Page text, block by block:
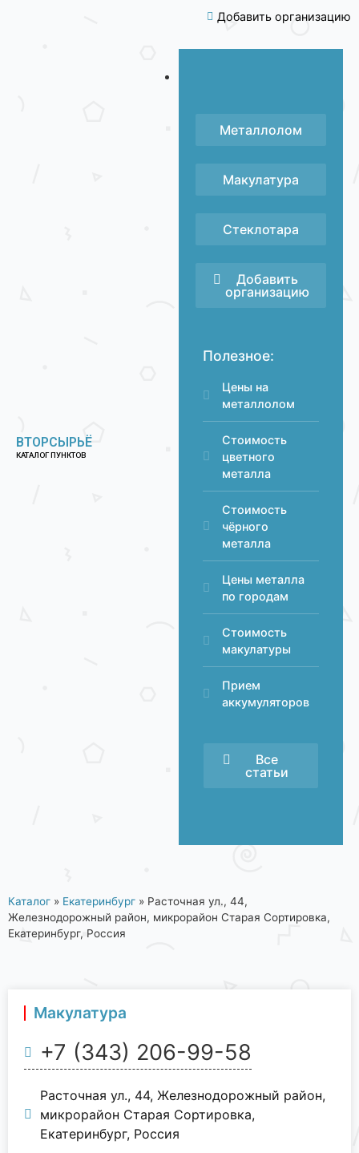
Добавить организацию
ВТОРСЫРЬЁ
КАТАЛОГ ПУНКТОВ
Металлолом
Макулатура
Стеклотара
Добавить
организацию
Полезное:
Цены на
металлолом
Стоимость
цветного
металла
Стоимость
чёрного
металла
Цены металла
по городам
Стоимость
макулатуры
Прием
аккумуляторов
Все
статьи
Каталог » Екатеринбург » Расточная ул., 44,
Железнодорожный район, микрорайон Старая Сортировка,
Екатеринбург, Россия
Макулатура
+7 (343) 206-99-58
Расточная ул., 44, Железнодорожный район,
микрорайон Старая Сортировка,
Екатеринбург, Россия